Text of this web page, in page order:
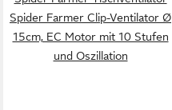
Spider Farmer Clip-Ventilator Ø
15cm, EC Motor mit 10 Stufen
und Oszillation